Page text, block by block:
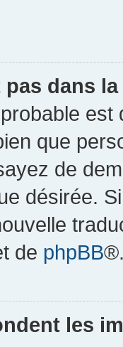
pas dans
est
que
de
désirée.
de phpBB
les